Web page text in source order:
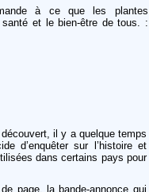
à ce que les plantes
santé et le bien-être de tous. :
il y a quelque temps
d’enquêter sur l’histoire et
dans certains pays pour
page, la bande-annonce qui